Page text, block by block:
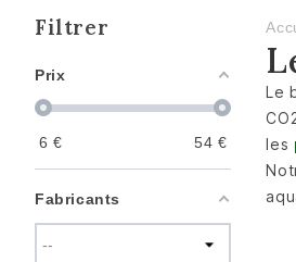
Filtrer
Prix
6 € 54 €
Fabricants
Le
les